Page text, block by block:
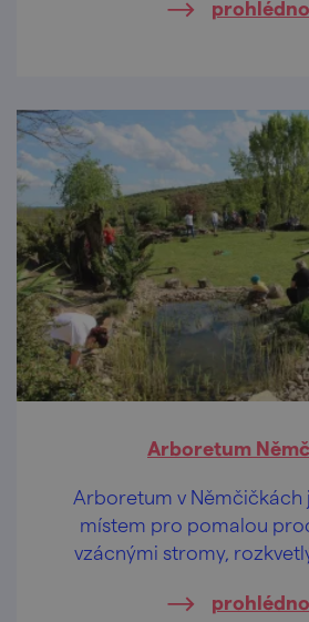
zážitkovou exkurzi pro
Arboretum
Arboretum v Němčičkách
místem pro pomalou
vzácnými stromy,